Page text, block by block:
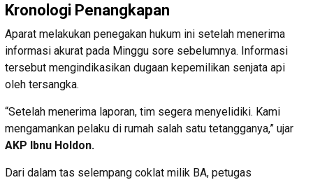
Kronologi Penangkapan
Aparat melakukan penegakan hukum ini setelah menerima
informasi akurat pada Minggu sore sebelumnya. Informasi
tersebut mengindikasikan dugaan kepemilikan senjata api
oleh tersangka.
“Setelah menerima laporan, tim segera menyelidiki. Kami
mengamankan pelaku di rumah salah satu tetangganya,” ujar
AKP Ibnu Holdon.
Dari dalam tas selempang coklat milik BA, petugas